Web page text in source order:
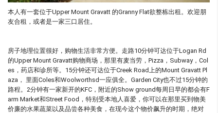
本人有一套位于Upper Mount Gravatt 的Granny Flat欲整栋出租。欢迎朋
友合租，或者是一家三口居住。
房子地理位置很好，购物生活非常方便。走路10分钟可达位于Logan Rd
的Upper Mount Gravatt购物商场，那里有麦当劳，Pizza，Subway，Col
es，药店和诊所等。15分钟还可达位于Creek Road上的Mount Gravatt Pl
aza， 里面Coles和Woolworthsd一应俱全。Garden City也不过15分钟的
路程。2分钟有一家新开的KFC，附近的Show ground每周日早的都会有F
arm Market和Street Food，特别受本地人喜爱，你可以在那里买到物美
价廉的水果蔬菜以及品尝各种美食，在现今这个物价飙升的时期，绝对